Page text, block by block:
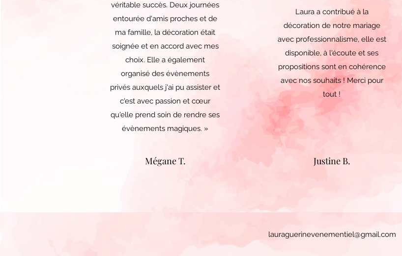
véritable succès. Deux journées
entourée d'amis proches et de
ma famille, la décoration était
soignée et en accord avec mes
choix. Elle a également
organisé des évènements
privés auxquels j'ai pu assister et
c'est avec passion et cœur
qu'elle prend soin de rendre ses
évènements magiques. »
Laura a contribué à la
décoration de notre mariage
avec professionnalisme, elle est
disponible, à l'écoute et ses
propositions sont en cohérence
avec nos souhaits ! Merci pour
tout !
Mégane T. Justine B.
lauraguerinevenementiel@gmail.com